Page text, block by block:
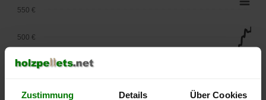
Zustimmung Details Über Cookies
400 €
450 €
500 €
550 €